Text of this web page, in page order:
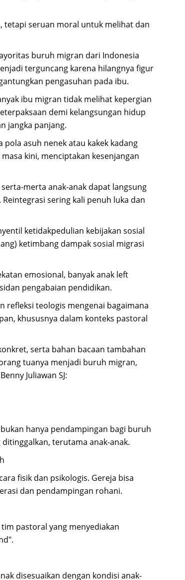
tetapi seruan moral untuk melihat dan
buruh migran dari Indonesia
terguncang karena hilangnya figur
pengasuhan pada ibu.
ibu migran tidak melihat kepergian
demi kelangsungan hidup
jangka panjang.
asuh nenek atau kakek kadang
kini, menciptakan kesenjangan
merta anak-anak dapat langsung
sering kali penuh luka dan
ketidakpedulian kebijakan sosial
ketimbang dampak sosial migrasi
emosional, banyak anak left
pengabaian pendidikan.
refleksi teologis mengenai bagaimana
khususnya dalam konteks pastoral
serta bahan bacaan tambahan
tuanya menjadi buruh migran,
Juliawan SJ:
hanya pendampingan bagi buruh
terutama anak-anak.
fisik dan psikologis. Gereja bisa
dan pendampingan rohani.
pastoral yang menyediakan
disesuaikan dengan kondisi anak-